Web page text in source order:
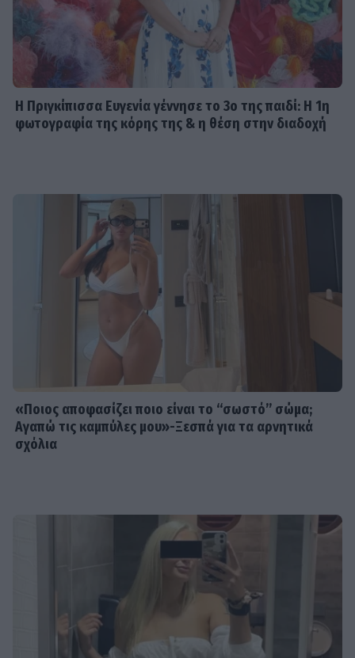
Η Πριγκίπισσα Ευγενία γέννησε το 3ο της παιδί: Η 1η
φωτογραφία της κόρης της & η θέση στην διαδοχή
«Ποιος αποφασίζει ποιο είναι το “σωστό” σώμα;
Αγαπώ τις καμπύλες μου»-Ξεσπά για τα αρνητικά
σχόλια